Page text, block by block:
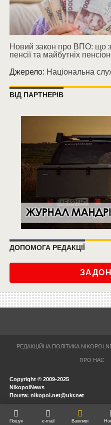
Новий закон про ВПО: що
пенсії та майбутніх
Джерело: Національна
ВІД ПАРТНЕРІВ
ДОПОМОГА РЕДАКЦІЇ
РЕДАКЦІЙНА ПОЛІТИКА
ПРО НАС
Copyright © 2009-2025
NikopolNews
Пошта: nikopol.net@ukr.net
Пошук e-mail Важливі